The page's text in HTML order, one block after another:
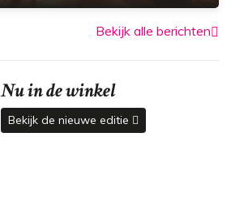
Bekijk alle berichten
Nu in de winkel
Bekijk de nieuwe editie